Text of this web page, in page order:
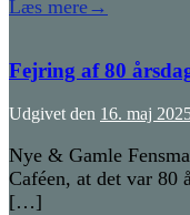
Læs mere→
Fejring af 80
Udgivet den 16. maj
Nye & Gamle
Caféen, at det var 80
[…]